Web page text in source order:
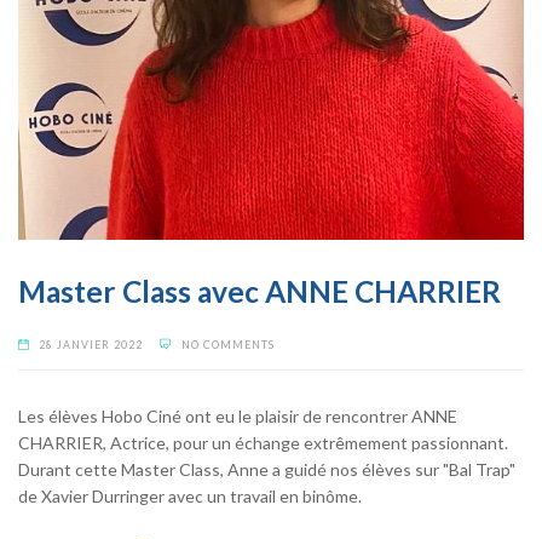
Master Class avec ANNE CHARRIER
28 JANVIER 2022 NO COMMENTS
Les élèves Hobo Ciné ont eu le plaisir de rencontrer ANNE
CHARRIER, Actrice, pour un échange extrêmement passionnant.
Durant cette Master Class, Anne a guidé nos élèves sur "Bal Trap"
de Xavier Durringer avec un travail en binôme.